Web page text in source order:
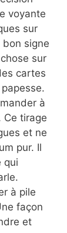
voyante
sur
bon signe
sur
cartes
à
Ce tirage
et ne
pur. Il
qui
à pile
façon
et